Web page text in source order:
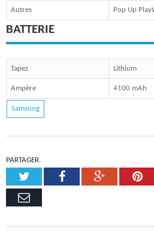
Autres Pop Up
BATTERIE
Tapez Lithium
Ampère 4100 mAh
Samsung
PARTAGER.
TwitterFacebookGoogle+
Email